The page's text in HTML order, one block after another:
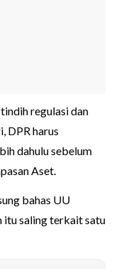
regulasi dan
DPR harus
dahulu sebelum
Aset.
bahas UU
itu saling terkait satu